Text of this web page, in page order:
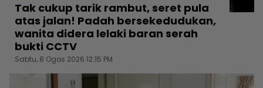
Tak cukup tarik rambut, seret pula
atas jalan! Padah bersekedudukan,
wanita didera lelaki baran serah
bukti CCTV
Sabtu, 8 Ogos 2026 12:15 PM